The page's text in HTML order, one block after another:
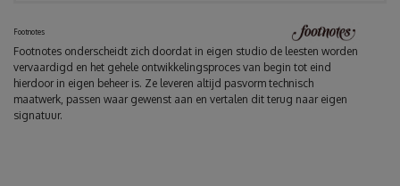
Footnotes
Footnotes onderscheidt zich doordat in eigen studio de leesten worden
vervaardigd en het gehele ontwikkelingsproces van begin tot eind
hierdoor in eigen beheer is. Ze leveren altijd pasvorm technisch
maatwerk, passen waar gewenst aan en vertalen dit terug naar eigen
signatuur.